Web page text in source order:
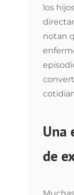
los
notan
Una
de